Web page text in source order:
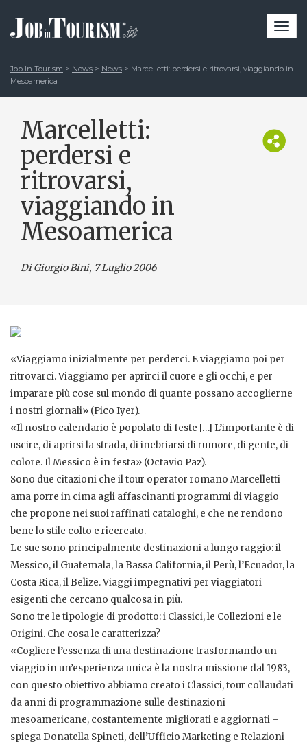
Job In Tourism > News > News > Marcelletti: perdersi e ritrovarsi, viaggiando in
Mesoamerica
Marcelletti:
perdersi e
ritrovarsi,
viaggiando in
Mesoamerica
Di Giorgio Bini, 7 Luglio 2006
«Viaggiamo inizialmente per perderci. E viaggiamo poi per
ritrovarci. Viaggiamo per aprirci il cuore e gli occhi, e per
imparare più cose sul mondo di quante possano accoglierne
i nostri giornali» (Pico Iyer).
«Il nostro calendario è popolato di feste […] L’importante è di
uscire, di aprirsi la strada, di inebriarsi di rumore, di gente, di
colore. Il Messico è in festa» (Octavio Paz).
Sono due citazioni che il tour operator romano Marcelletti
ama porre in cima agli affascinanti programmi di viaggio
che propone nei suoi raffinati cataloghi, e che ne rendono
bene lo stile colto e ricercato.
Le sue sono principalmente destinazioni a lungo raggio: il
Messico, il Guatemala, la Bassa California, il Perù, l’Ecuador, la
Costa Rica, il Belize. Viaggi impegnativi per viaggiatori
esigenti che cercano qualcosa in più.
Sono tre le tipologie di prodotto: i Classici, le Collezioni e le
Origini. Che cosa le caratterizza?
«Cogliere l’essenza di una destinazione trasformando un
viaggio in un’esperienza unica è la nostra missione dal 1983,
con questo obiettivo abbiamo creato i Classici, tour collaudati
da anni di programmazione sulle destinazioni
mesoamericane, costantemente migliorati e aggiornati –
spiega Donatella Spineti, dell’Ufficio Marketing e Relazioni